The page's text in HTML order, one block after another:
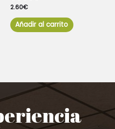
Valorado
con
de
5
2.60€
Añadir al carrito